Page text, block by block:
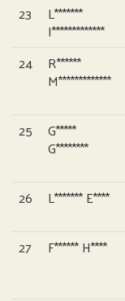
23
L*******
I*************
24
R******
M*************
25
G*****
G********
26
L******* E****
27
F****** H****